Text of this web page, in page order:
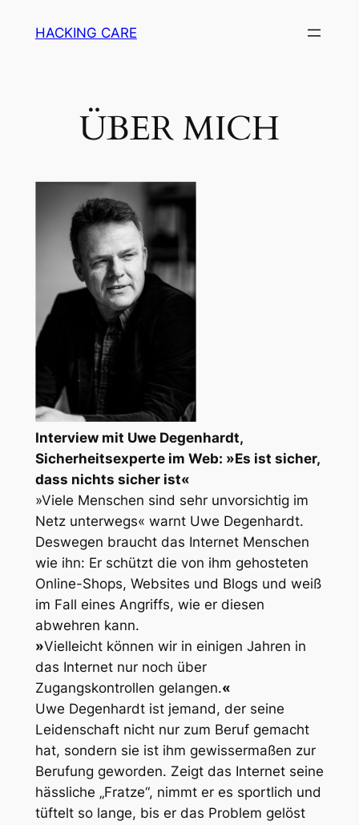
InhaltHACKING CARE
ÜBER MICH
Interview mit Uwe Degenhardt,
Sicherheitsexperte im Web: »Es ist sicher,
dass nichts sicher ist«
»Viele Menschen sind sehr unvorsichtig im
Netz unterwegs« warnt Uwe Degenhardt.
Deswegen braucht das Internet Menschen
wie ihn: Er schützt die von ihm gehosteten
Online-Shops, Websites und Blogs und weiß
im Fall eines Angriffs, wie er diesen
abwehren kann.
»Vielleicht können wir in einigen Jahren in
das Internet nur noch über
Zugangskontrollen gelangen.«
Uwe Degenhardt ist jemand, der seine
Leidenschaft nicht nur zum Beruf gemacht
hat, sondern sie ist ihm gewissermaßen zur
Berufung geworden. Zeigt das Internet seine
hässliche „Fratze“, nimmt er es sportlich und
tüftelt so lange, bis er das Problem gelöst